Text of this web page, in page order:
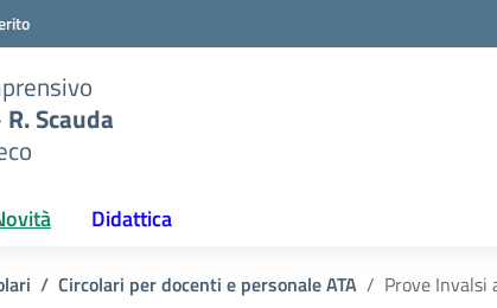
Scauda
Didattica
Circolari per docenti e personale ATA Prove